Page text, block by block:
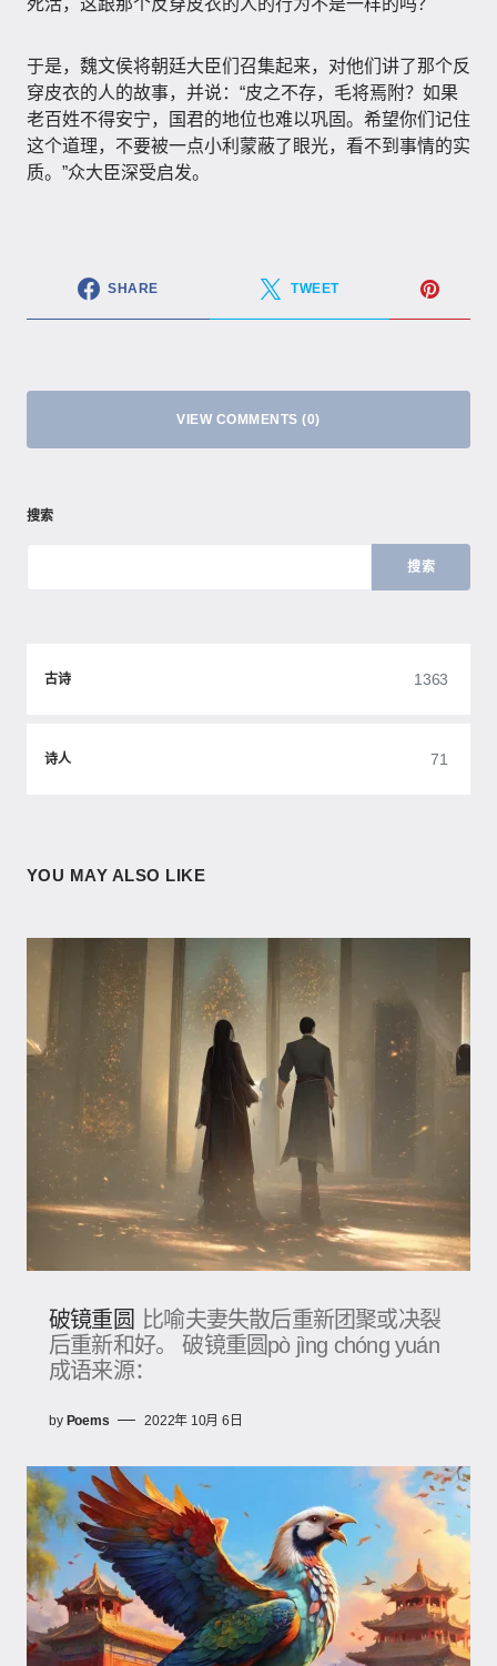
死活，这跟那个反穿皮衣的人的行为不是一样的吗？
于是，魏文侯将朝廷大臣们召集起来，对他们讲了那个反
穿皮衣的人的故事，并说：“皮之不存，毛将焉附？如果
老百姓不得安宁，国君的地位也难以巩固。希望你们记住
这个道理，不要被一点小利蒙蔽了眼光，看不到事情的实
质。”众大臣深受启发。
SHARE TWEET
VIEW COMMENTS (0)
搜索
搜索
古诗 1363
诗人 71
YOU MAY ALSO LIKE
破镜重圆 比喻夫妻失散后重新团聚或决裂
后重新和好。 破镜重圆pò jìng chóng yuán
成语来源：
by Poems 2022年 10月 6日